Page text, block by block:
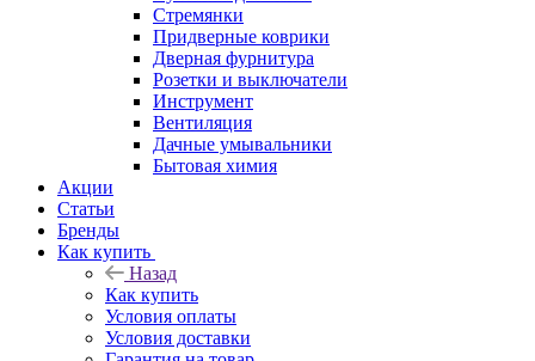
Стремянки
Придверные коврики
Дверная фурнитура
Розетки и выключатели
Инструмент
Вентиляция
Дачные умывальники
Бытовая химия
Акции
Статьи
Бренды
Как купить
Назад
Как купить
Условия оплаты
Условия доставки